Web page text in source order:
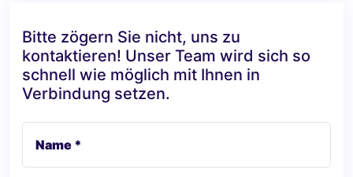
Bitte zögern Sie nicht, uns zu
kontaktieren! Unser Team wird sich so
schnell wie möglich mit Ihnen in
Verbindung setzen.
Name *